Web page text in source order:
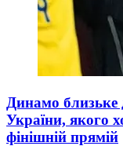
Динамо близьке
України, якого
фінішній прямій